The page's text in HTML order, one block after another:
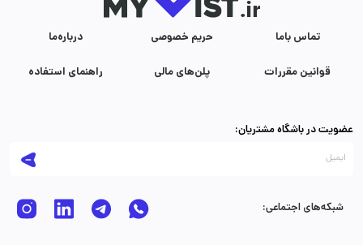
درباره‌ما حریم خصوصی تماس با‌ما
راهنمای استفاده پلن‌های مالی قوانین مقررات
عضویت در باشگاه مشتریان:
شبکه‌های اجتماعی: